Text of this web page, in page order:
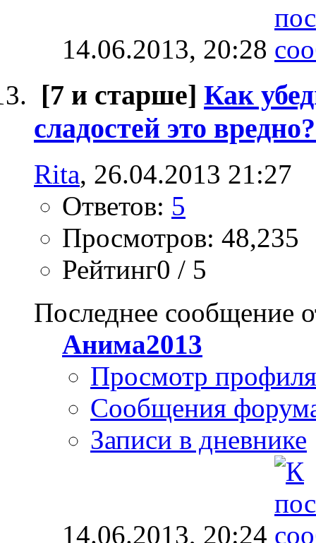
14.06.2013, 20:28
[7 и старше] Как
сладостей это
Rita, 26.04.2013 21:27
Ответов: 5
Просмотров: 48,235
Рейтинг0 / 5
Последнее сообщение
Анима2013
Просмотр профиля
Сообщения
Записи в дневнике
14.06.2013, 20:24